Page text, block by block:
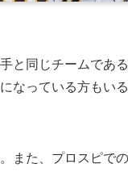
と同じチームであ
なっている方もい
また、プロスピで